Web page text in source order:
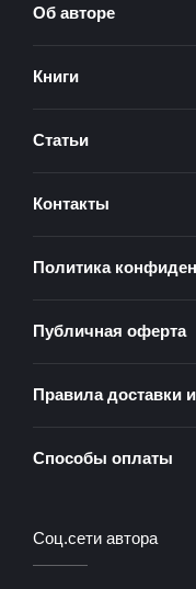
Об авторе
Книги
Статьи
Контакты
Политика
Публичная оферта
Правила доставки
Способы оплаты
Соц.сети автора